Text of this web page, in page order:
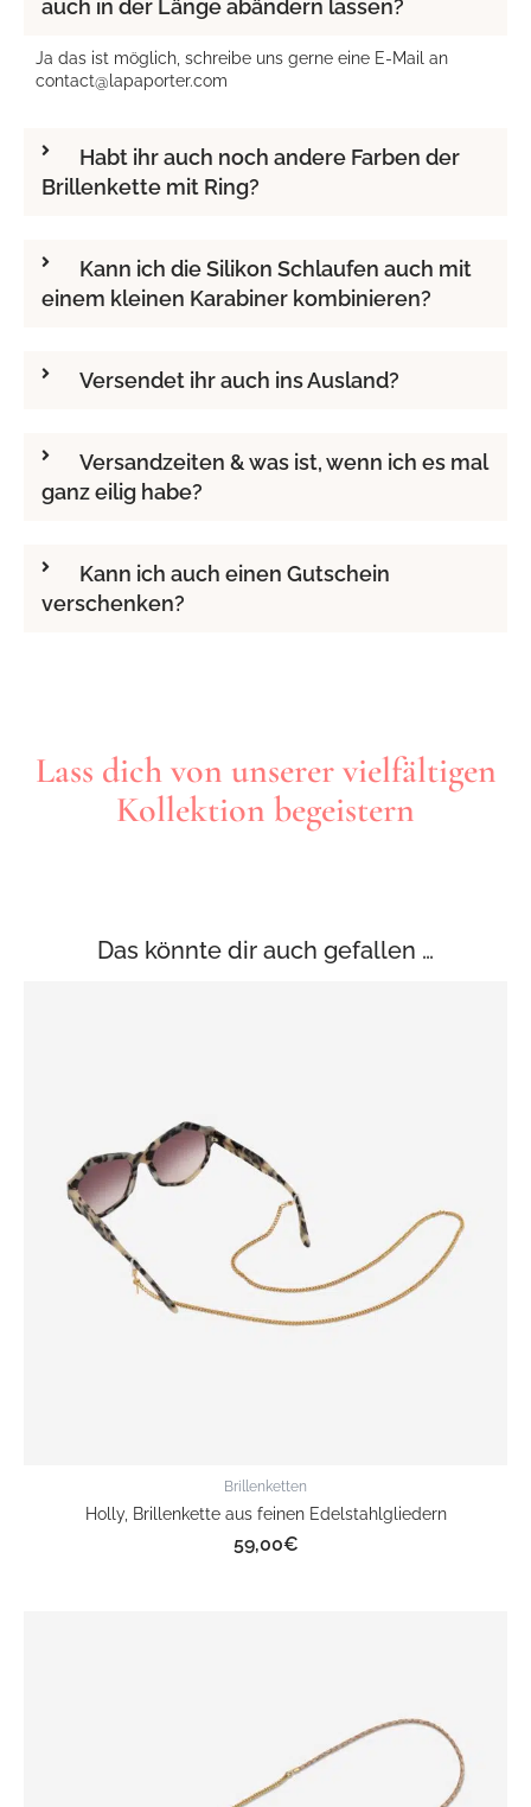
auch in der Länge abändern lassen?
Ja das ist möglich, schreibe uns gerne eine E-Mail an
contact@lapaporter.com
Habt ihr auch noch andere Farben der
Brillenkette mit Ring?
Kann ich die Silikon Schlaufen auch mit
einem kleinen Karabiner kombinieren?
Versendet ihr auch ins Ausland?
Versandzeiten & was ist, wenn ich es mal
ganz eilig habe?
Kann ich auch einen Gutschein
verschenken?
​​Lass dich von unserer vielfältigen
Kollektion begeistern
Das könnte dir auch gefallen …
Brillenketten
Holly, Brillenkette aus feinen Edelstahlgliedern
59,00€